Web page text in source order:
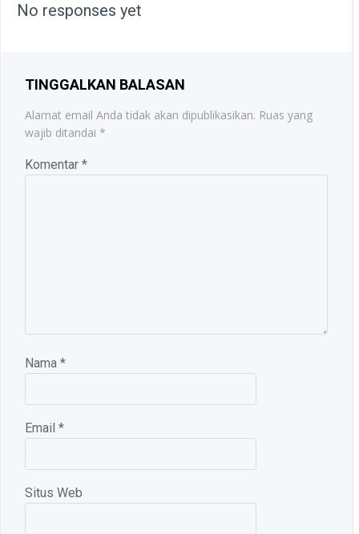
No responses yet
TINGGALKAN BALASAN
Alamat email Anda tidak akan dipublikasikan. Ruas yang
wajib ditandai *
Komentar *
Nama *
Email *
Situs Web